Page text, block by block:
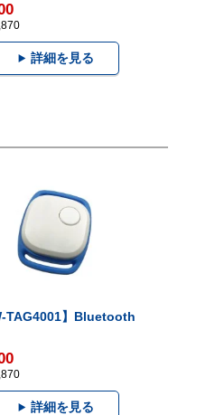
詳細を見る
TAG4001】Bluetooth
詳細を見る